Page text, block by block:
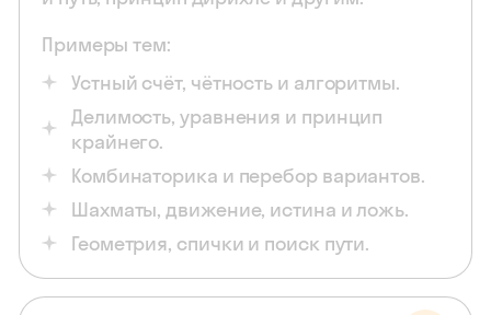
Примеры тем:
Устный счёт, чётность и алгоритмы.
Делимость, уравнения и принцип
крайнего.
Комбинаторика и перебор вариантов.
Шахматы, движение, истина и ложь.
Геометрия, спички и поиск пути.